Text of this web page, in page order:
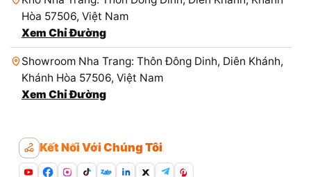
Hòa 57506, Việt Nam
Xem Chỉ Đường
Showroom Nha Trang: Thôn Đông Dinh, Diên Khánh,
Khánh Hòa 57506, Việt Nam
Xem Chỉ Đường
Kết Nối Với Chúng Tôi
Zalo